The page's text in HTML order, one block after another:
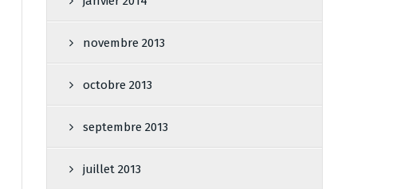
novembre 2013
octobre 2013
septembre 2013
juillet 2013